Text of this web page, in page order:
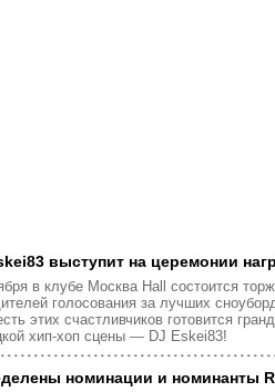
выступит на церемонии
в клубе Москва Hall состоится
голосования за лучших
этих счастливчиков готовится
хип-хоп сцены — DJ Eskei83!
номинации и номинанты